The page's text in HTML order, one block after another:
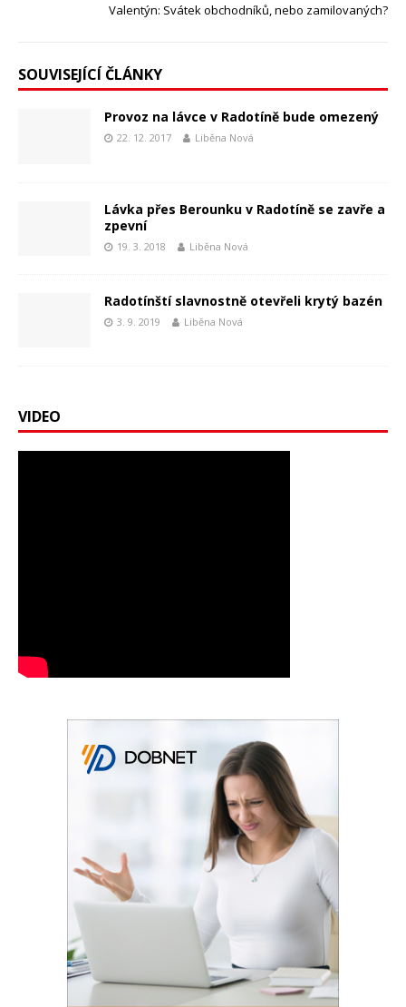
Valentýn: Svátek obchodníků, nebo zamilovaných?
SOUVISEJÍCÍ ČLÁNKY
Provoz na lávce v Radotíně bude omezený
22. 12. 2017 Liběna Nová
Lávka přes Berounku v Radotíně se zavře a
zpevní
19. 3. 2018 Liběna Nová
Radotínští slavnostně otevřeli krytý bazén
3. 9. 2019 Liběna Nová
VIDEO